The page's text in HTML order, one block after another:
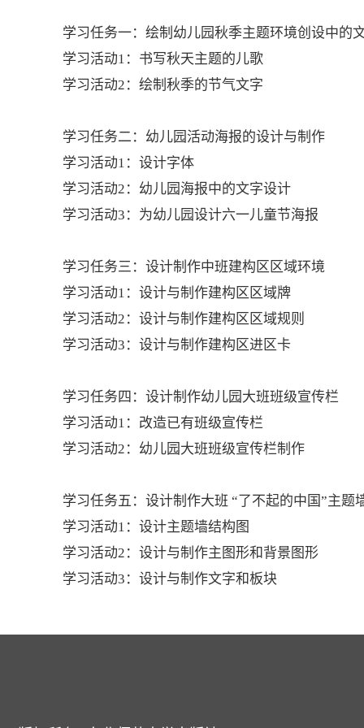
学习任务一：绘制幼儿园秋季主题环境创设中的
学习活动1：书写秋天主题的儿歌
学习活动2：绘制秋季的节气文字
学习任务二：幼儿园活动海报的设计与制作
学习活动1：设计字体
学习活动2：幼儿园海报中的文字设计
学习活动3：为幼儿园设计六一儿童节海报
学习任务三：设计制作中班建构区区域环境
学习活动1：设计与制作建构区区域牌
学习活动2：设计与制作建构区区域规则
学习活动3：设计与制作建构区进区卡
学习任务四：设计制作幼儿园大班班级宣传栏
学习活动1：改造已有班级宣传栏
学习活动2：幼儿园大班班级宣传栏制作
学习任务五：设计制作大班 “了不起的中国”主题
学习活动1：设计主题墙结构图
学习活动2：设计与制作主图形和背景图形
学习活动3：设计与制作文字和板块